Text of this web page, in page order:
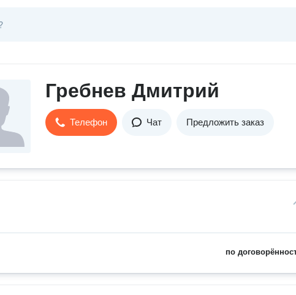
Гребнев Дмитрий
Телефон Чат Предложить заказ
по